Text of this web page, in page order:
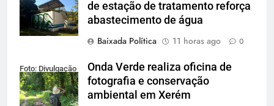
de estação de tratamento reforça
abastecimento de água
Baixada Política
11 horas ago 0
Foto: Divulgação
Onda Verde realiza oficina de
fotografia e conservação
ambiental em Xerém